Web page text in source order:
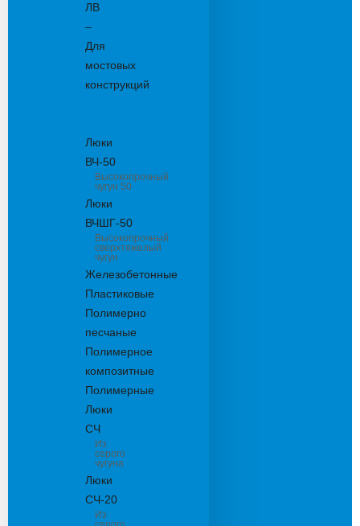
ЛВ
–
Для
мостовых
конструкций
Люки
ВЧ-50
Высокопрочный
чугун 50
Люки
ВЧШГ-50
Высокопрочный
сверхтяжелый
чугун
Железобетонные
Пластиковые
Полимерно
песчаные
Полимерное
композитные
Полимерные
Люки
СЧ
Из
серого
чугуна
Люки
СЧ-20
Из